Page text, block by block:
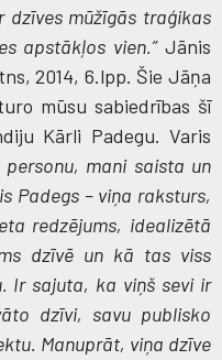
mūžīgās traģikas
apstākļos vien.”Jānis
2014, 6.lpp. Šie Jāņa
mūsu sabiedrības šī
Kārli Padegu. Varis
mani saista un
Padegs – viņa raksturs,
redzējums, idealizētā
dzīvē un kā tas viss
Ir sajuta, ka viņš sevi ir
dzīvi, savu publisko
Manuprāt, viņa dzīve